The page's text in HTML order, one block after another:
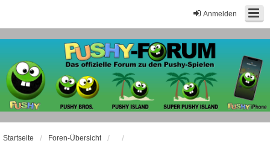
Anmelden
Startseite Foren-Übersicht